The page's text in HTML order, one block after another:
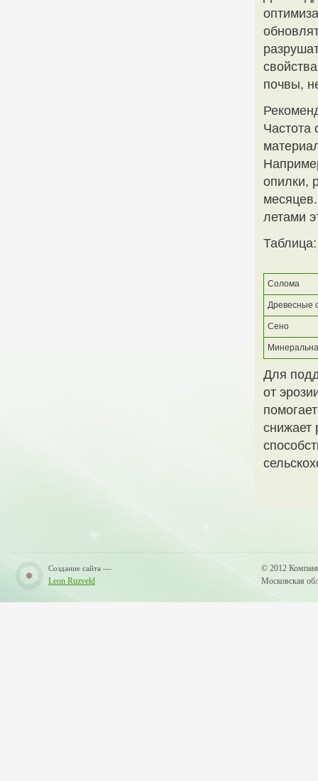
почвы,
Частота
опилки,
летами
Солома
Древесные
Сено
Для
от
снижает
Создание сайта —
Leon Ruzveld
© 2012
Московская